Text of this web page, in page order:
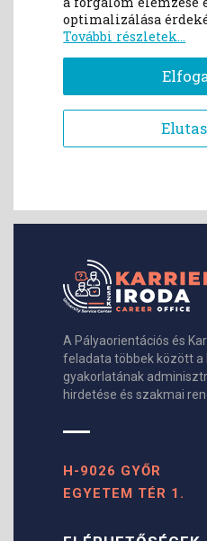
A Pályaorientációs és
feladata többek között a
gyakorlatának
hirdetése és szakmai
H-9026 GYŐR
EGYETEM TÉR 1.